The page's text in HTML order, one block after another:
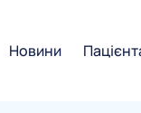
Новини